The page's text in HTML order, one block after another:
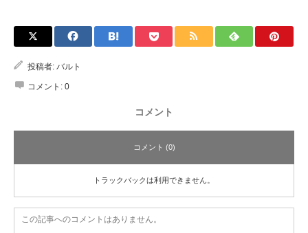
投稿者: バルト
コメント: 0
コメント
コメント (0)
トラックバックは利用できません。
この記事へのコメントはありません。